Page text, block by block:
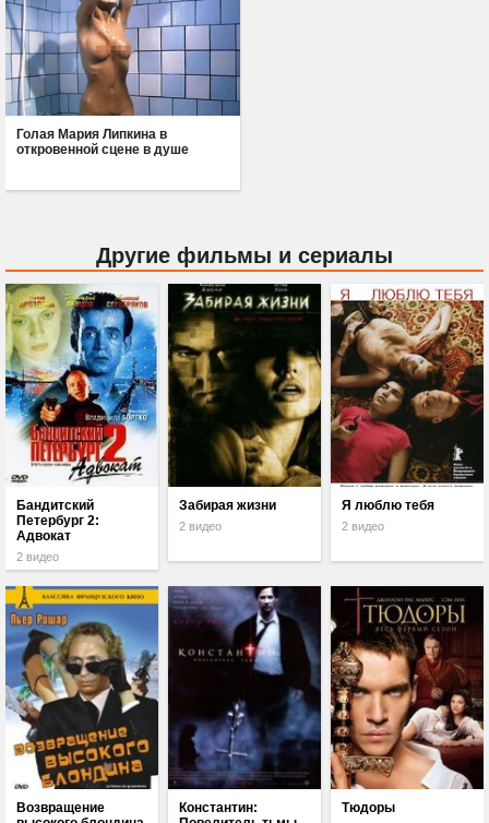
Голая Мария Липкина в
откровенной сцене в душе
Другие фильмы и сериалы
Бандитский
Петербург 2:
Адвокат
2 видео
Забирая жизни
2 видео
Я люблю тебя
2 видео
Возвращение
Константин:
Тюдоры